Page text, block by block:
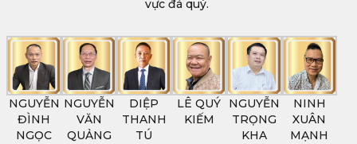
vực đá quý.
NGUYỄN
ĐÌNH
NGỌC
NGUYỄN
VĂN
QUẢNG
DIỆP
THANH
TÚ
LÊ QUÝ
KIẾM
NGUYỄN
TRỌNG
KHA
NINH
XUÂN
MẠNH